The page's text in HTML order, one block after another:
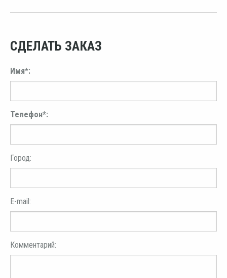
СДЕЛАТЬ ЗАКАЗ
Имя*:
Телефон*:
Город:
E-mail:
Комментарий: